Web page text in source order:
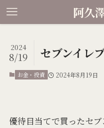
阿久
セブンイレ
2024
8/19
お金・投資 2024年8月19日
優待目当てで買ったセ